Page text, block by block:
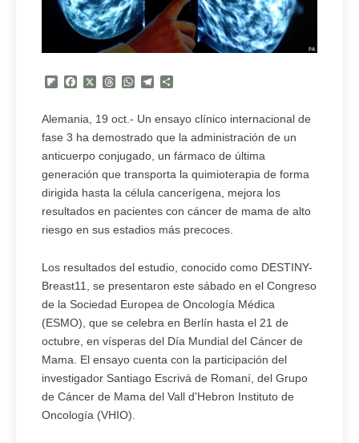
Flipboard
Facebook
X Threads
WhatsApp
Telegram
Alemania, 19 oct.- Un ensayo clínico internacional de
fase 3 ha demostrado que la administración de un
anticuerpo conjugado, un fármaco de última
generación que transporta la quimioterapia de forma
dirigida hasta la célula cancerígena, mejora los
resultados en pacientes con cáncer de mama de alto
riesgo en sus estadios más precoces.
Los resultados del estudio, conocido como DESTINY-
Breast11, se presentaron este sábado en el Congreso
de la Sociedad Europea de Oncología Médica
(ESMO), que se celebra en Berlín hasta el 21 de
octubre, en vísperas del Día Mundial del Cáncer de
Mama. El ensayo cuenta con la participación del
investigador Santiago Escrivá de Romaní, del Grupo
de Cáncer de Mama del Vall d'Hebron Instituto de
Oncología (VHIO).